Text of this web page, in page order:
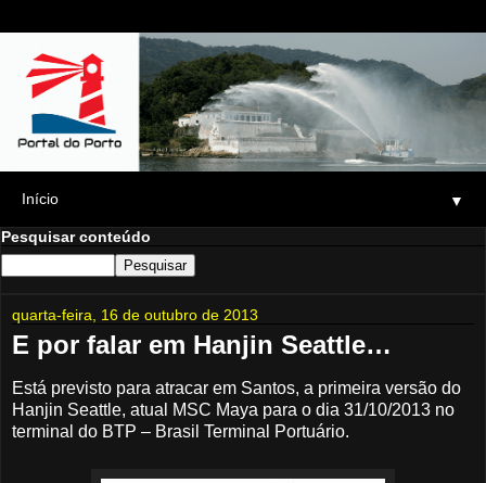
▼
Pesquisar conteúdo
quarta-feira, 16 de outubro de 2013
E por falar em Hanjin Seattle…
Está previsto para atracar em Santos, a primeira versão do
Hanjin Seattle, atual MSC Maya para o dia 31/10/2013 no
terminal do BTP – Brasil Terminal Portuário.